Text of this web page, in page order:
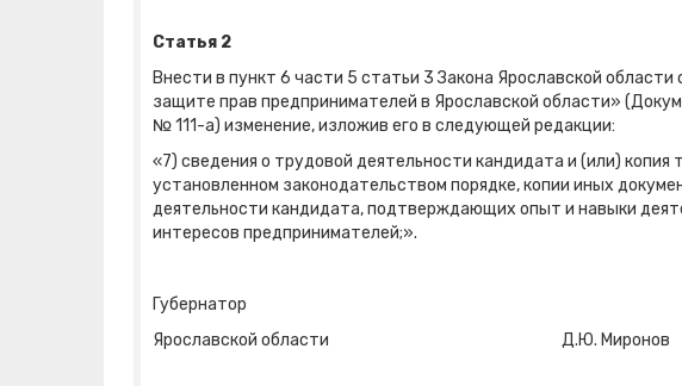
Статья 2
Внести в пункт 6 части 5 статьи 3 Закона Ярославской
защите прав предпринимателей в Ярославской области»
№ 111-а) изменение, изложив его в следующей редакции:
«7) сведения о трудовой деятельности кандидата и (или)
установленном законодательством порядке, копии иных
деятельности кандидата, подтверждающих опыт и навыки
интересов предпринимателей;».
Губернатор
Ярославской области Д.Ю. Миронов